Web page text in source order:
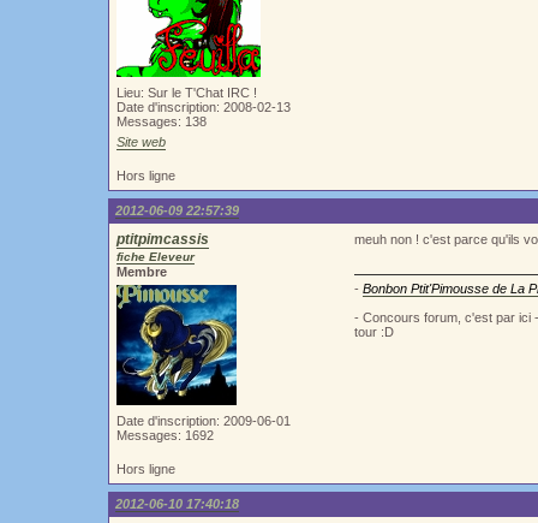
Lieu: Sur le T'Chat IRC !
Date d'inscription: 2008-02-13
Messages: 138
Site web
Hors ligne
2012-06-09 22:57:39
ptitpimcassis
fiche Eleveur
Membre
Date d'inscription: 2009-06-01
Messages: 1692
meuh non ! c'est parce qu'ils
- Bonbon Ptit'Pimousse de La
- Concours forum, c'est par ici
tour :D
Hors ligne
2012-06-10 17:40:18